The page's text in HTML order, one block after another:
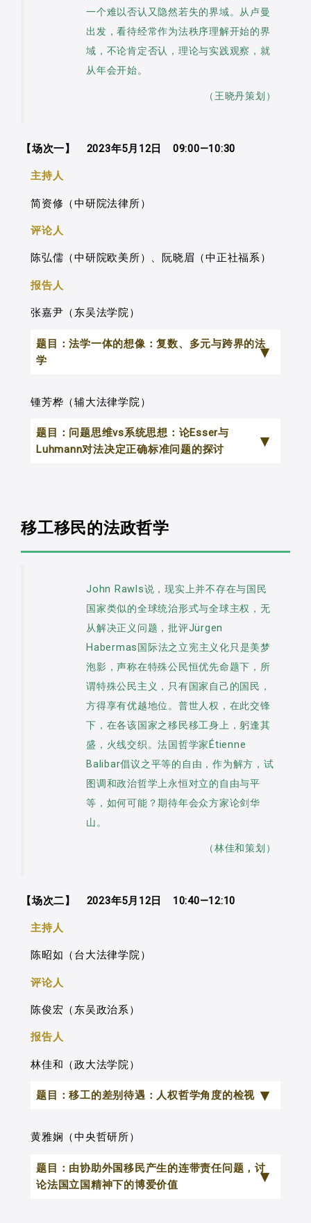
一个难以否认又隐然若失的界域。从卢曼
出发，看待经常作为法秩序理解开始的界
域，不论肯定否认，理论与实践观察，就
从年会开始。
（王晓丹策划）
【场次一】 2023年5月12日 09:00—10:30
主持人
简资修（中研院法律所）
评论人
陈弘儒（中研院欧美所）、阮晓眉（中正社福系）
报告人
张嘉尹（东吴法学院）
题目：法学一体的想像：复数、多元与跨界的法
学
锺芳桦（辅大法律学院）
题目：问题思维vs系统思想：论Esser与
Luhmann对法决定正确标准问题的探讨
法诠释学、法原则与实证法的关系，乃至
于法释义学的性质等重要问题，具有相当
《法发现中的前理解与方法选择》
（Vorverständnis und Methodenwahl in
der Rechtsfindung），不仅是运用诠释
学来探讨法学方法的名着，在该书中，
Esser也分析评论了当时刚刚成名的法社
会学学者Niklas Luhmann的观点。Esser
与Luhmann对于法规范性质与法决定理性
的不同见解，带出了法学方法论研究与法
社会学研究对法理论问题的相互影响与辩
论，也反映了1960年代到1970年代初
期，德国法学如何处理整体德国面对的法
与社会问题（或以系统论的用语来表述，
人对于法规范性质以及法决定正确性标准
从而说明其对于Luhmann观点批判所依据
Luhmann在1960年代到1970年代初，如
对双方思想发展脉络的说明，接着本文将
在第三部分，探讨双方论点如何在1960年
行发展，从而产生不同的观点。本文希望
论法规范的性质以及法决定理性标准这两
个重要的法理论问题。
移工移民的法政哲学
John Rawls说，现实上并不存在与国民
国家类似的全球统治形式与全球主权，无
从解决正义问题，批评Jürgen
Habermas国际法之立宪主义化只是美梦
泡影，声称在特殊公民恒优先命题下，所
谓特殊公民主义，只有国家自己的国民，
方得享有优越地位。普世人权，在此交锋
下，在各该国家之移民移工身上，躬逢其
盛，火线交织。法国哲学家Étienne
Balibar倡议之平等的自由，作为解方，试
图调和政治哲学上永恒对立的自由与平
等，如何可能？期待年会众方家论剑华
山。
（林佳和策划）
【场次二】 2023年5月12日 10:40—12:10
主持人
陈昭如（台大法律学院）
评论人
陈俊宏（东吴政治系）
报告人
林佳和（政大法学院）
题目：移工的差别待遇：人权哲学角度的检视
黄雅娴（中央哲研所）
题目：由协助外国移民产生的连带责任问题，讨
论法国立国精神下的博爱价值